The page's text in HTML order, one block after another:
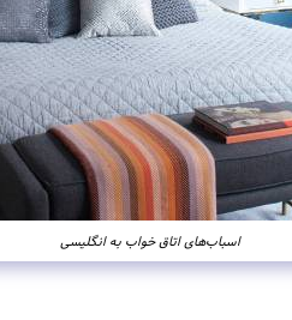
اسباب‌های اتاق خواب به انگلیسی